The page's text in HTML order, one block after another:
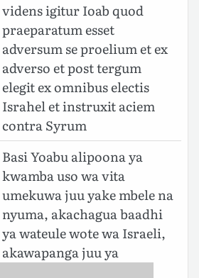
videns igitur Ioab quod
praeparatum esset
adversum se proelium et ex
adverso et post tergum
elegit ex omnibus electis
Israhel et instruxit aciem
contra Syrum
Basi Yoabu alipoona ya
kwamba uso wa vita
umekuwa juu yake mbele na
nyuma, akachagua baadhi
ya wateule wote wa Israeli,
akawapanga juu ya